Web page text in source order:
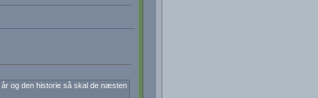
og den historie så skal de næsten